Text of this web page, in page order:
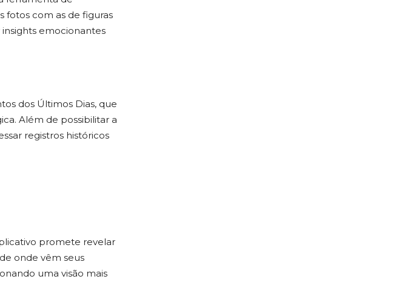
fotos com as de figuras
emocionantes
dos Últimos Dias, que
Além de possibilitar a
registros históricos
promete revelar
onde vêm seus
uma visão mais